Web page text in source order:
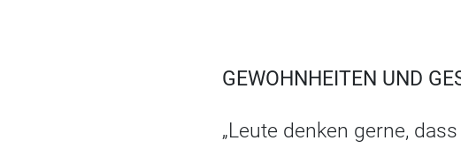
GEWOHNHEITEN UND
„Leute denken gerne,